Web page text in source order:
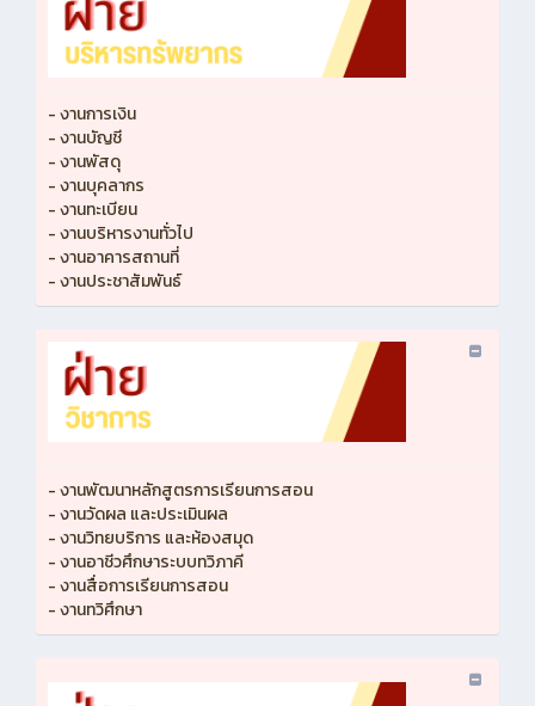
- งานการเงิน
- งานบัญชี
- งานพัสดุ
- งานบุคลากร
- งานทะเบียน
- งานบริหารงานทั่วไป
- งานอาคารสถานที่
- งานประชาสัมพันธ์
- งานพัฒนาหลักสูตรการเรียนการสอน
- งานวัดผล และประเมินผล
- งานวิทยบริการ และห้องสมุด
- งานอาชีวศึกษาระบบทวิภาคี
- งานสื่อการเรียนการสอน
- งานทวิศึกษา